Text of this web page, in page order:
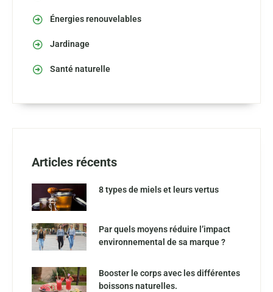
Énergies renouvelables
Jardinage
Santé naturelle
Articles récents
8 types de miels et leurs vertus
Par quels moyens réduire l’impact
environnemental de sa marque ?
Booster le corps avec les différentes
boissons naturelles.